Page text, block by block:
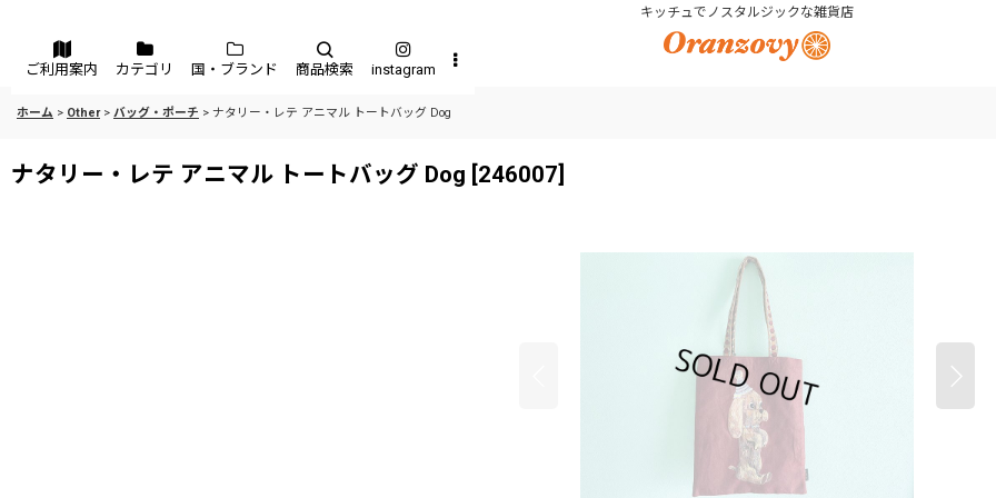
キッチュでノスタルジックな雑貨店
メニュー
ご利用案内 カテゴリ 国・ブランド 商品検索 instagram
ホーム > Other > バッグ・ポーチ > ナタリー・レテ アニマル トートバッグ Dog
ナタリー・レテ アニマル トートバッグ Dog [246007]